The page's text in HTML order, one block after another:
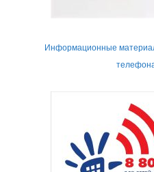
Информационные